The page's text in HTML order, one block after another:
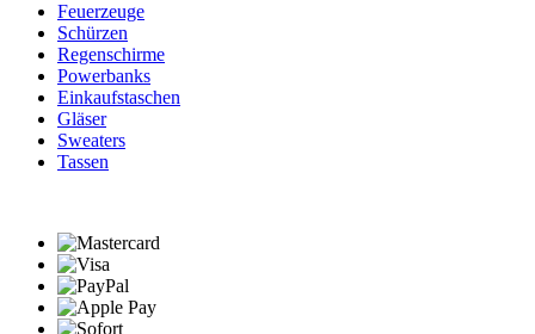
Feuerzeuge
Schürzen
Regenschirme
Powerbanks
Einkaufstaschen
Gläser
Sweaters
Tassen